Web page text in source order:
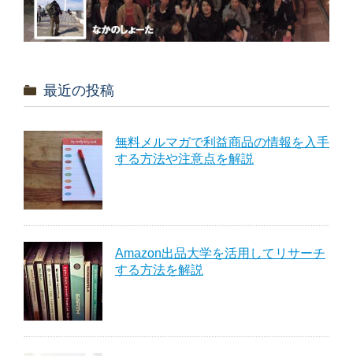
最近の投稿
無料メルマガで利益商品の情報を入手
する方法や注意点を解説
Amazon出品大学を活用してリサーチ
する方法を解説